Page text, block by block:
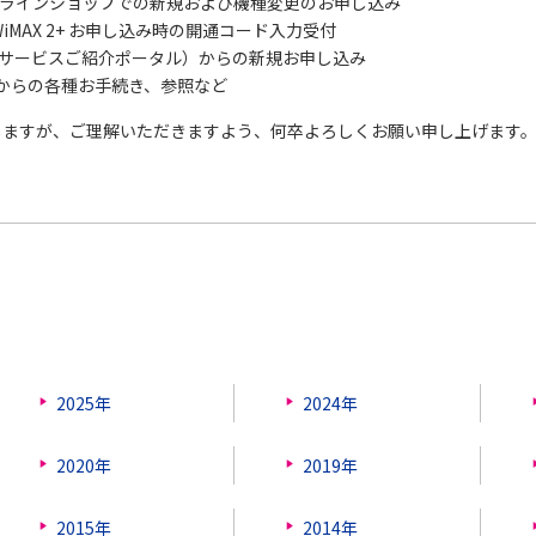
2+ お申し込み時の開通コード入力受付
ービスご紹介ポータル）からの新規お申し込み
らの各種お手続き、参照など
すが、ご理解いただきますよう、何卒よろしくお願い申し上げます。
2025年 2024年
2020年 2019年
2015年 2014年